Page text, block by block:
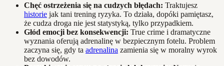
Chęć ostrzeżenia się na cudzych błędach: Traktujesz
historie jak tani trening ryzyka. To działa, dopóki pamiętasz,
że cudza droga nie jest statystyką, tylko przypadkiem.
Głód emocji bez konsekwencji: True crime i dramatyczne
wyznania oferują adrenalinę w bezpiecznym fotelu. Problem
zaczyna się, gdy ta adrenalina zamienia się w moralny wyrok
bez dowodów.